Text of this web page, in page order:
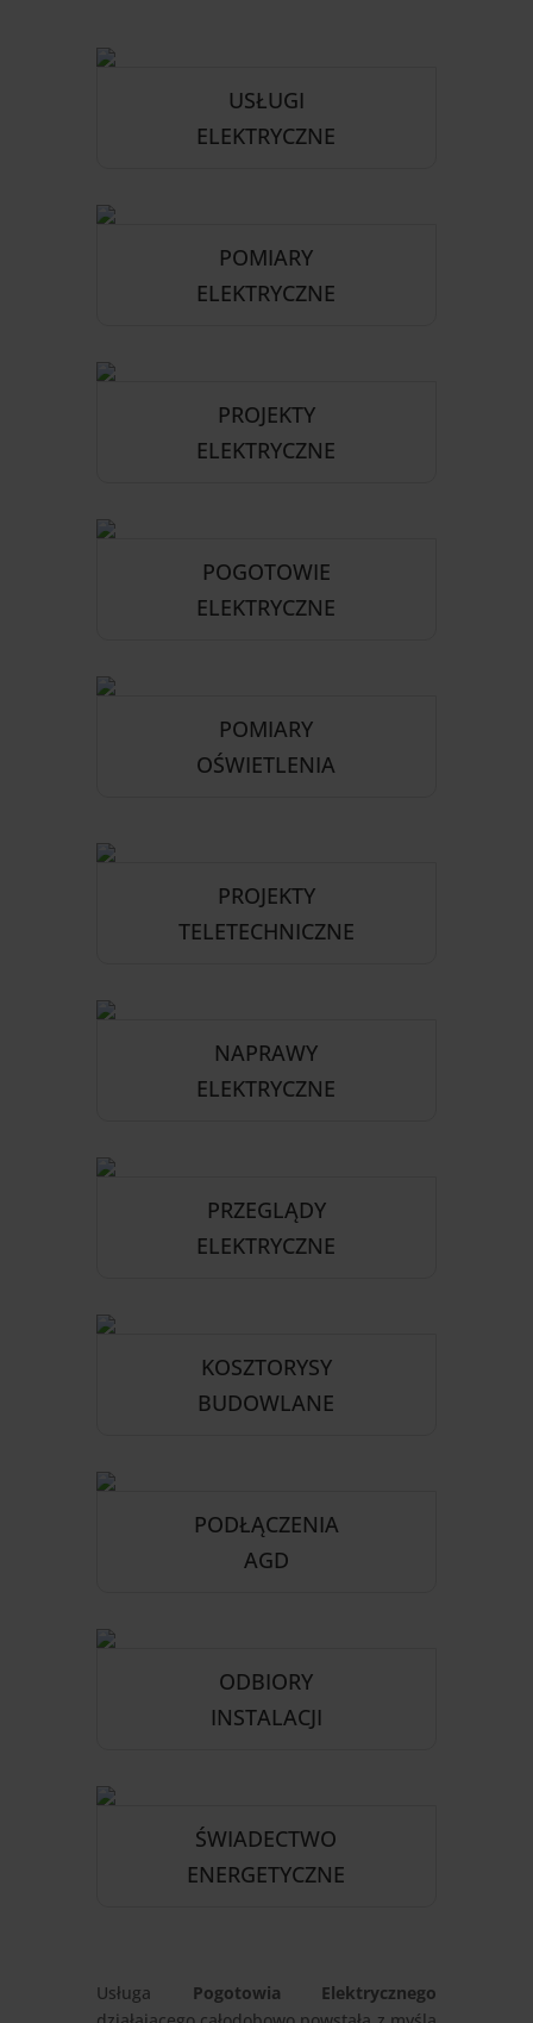
USŁUGI
ELEKTRYCZNE
POMIARY
ELEKTRYCZNE
PROJEKTY
ELEKTRYCZNE
POGOTOWIE
ELEKTRYCZNE
POMIARY
OŚWIETLENIA
PROJEKTY
TELETECHNICZNE
NAPRAWY
ELEKTRYCZNE
PRZEGLĄDY
ELEKTRYCZNE
KOSZTORYSY
BUDOWLANE
PODŁĄCZENIA
AGD
ODBIORY
INSTALACJI
ŚWIADECTWO
ENERGETYCZNE
Usługa Pogotowia Elektrycznego